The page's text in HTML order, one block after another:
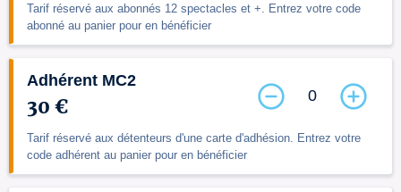
Tarif réservé aux abonnés 12 spectacles et +. Entrez votre code
abonné au panier pour en bénéficier
Adhérent MC2
30 €
Tarif réservé aux détenteurs d'une carte d'adhésion. Entrez votre
code adhérent au panier pour en bénéficier
0